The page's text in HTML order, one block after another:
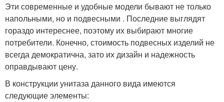
Эти современные и удобные модели бывают не только
напольными, но и подвесными . Последние выглядят
гораздо интереснее, поэтому их выбирают многие
потребители. Конечно, стоимость подвесных изделий не
всегда демократична, зато их дизайн и надежность
оправдывают цену.
В конструкции унитаза данного вида имеются
следующие элементы: